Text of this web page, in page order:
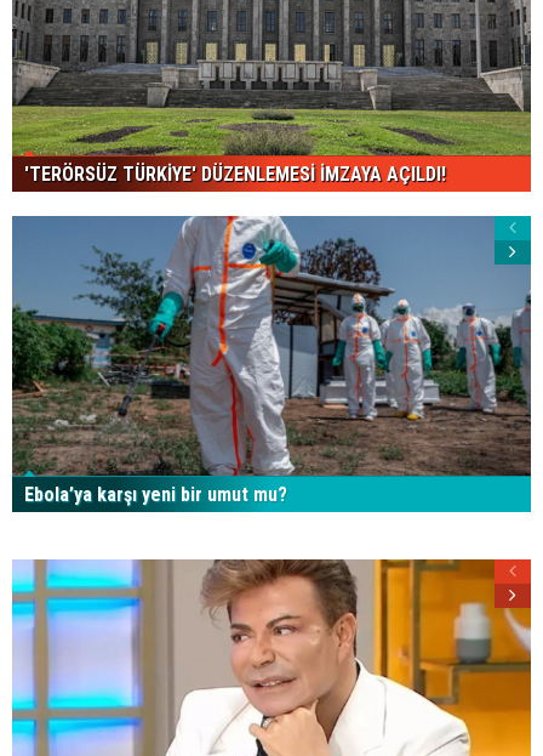
'TERÖRSÜZ TÜRKİYE' DÜZENLEMESİ İMZAYA AÇILDI!
Ebola’ya karşı yeni bir umut mu?